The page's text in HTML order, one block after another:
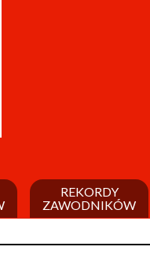
REKORDY
ZAWODNIKÓW